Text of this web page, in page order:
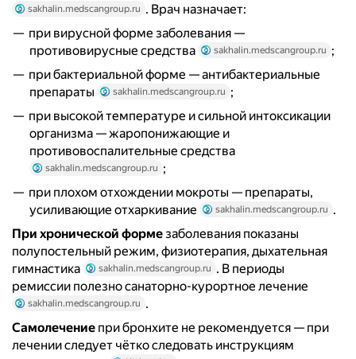
sakhalin.medscangroup.ru . Врач назначает:
при вирусной форме заболевания —
противовирусные средства
sakhalin.medscangroup.ru ;
при бактериальной форме — антибактериальные
препараты
sakhalin.medscangroup.ru ;
при высокой температуре и сильной интоксикации
организма — жаропонижающие и
противовоспалительные средства
sakhalin.medscangroup.ru ;
при плохом отхождении мокроты — препараты,
усиливающие отхаркивание
sakhalin.medscangroup.ru .
При хронической формезаболевания показаны
полупостельный режим, физиотерапия, дыхательная
гимнастика
sakhalin.medscangroup.ru . В периоды
ремиссии полезно санаторно-курортное лечение
sakhalin.medscangroup.ru .
Самолечение при бронхите не рекомендуется — при
лечении следует чётко следовать инструкциям